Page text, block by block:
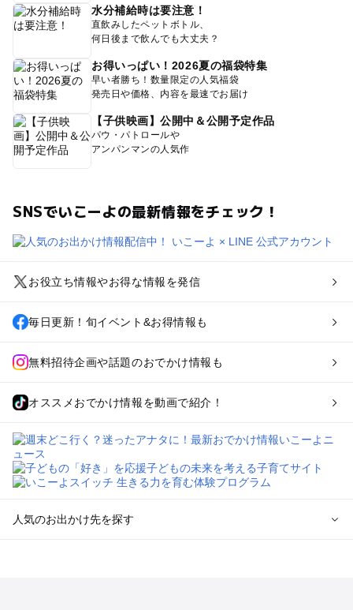
水分補給時は要注意！
直飲みしたペットボトル、
何日後まで飲んでも大丈夫？
お得いっぱい！2026夏の福袋特集
早い者勝ち！数量限定の人気福袋
発売日や価格、内容を最速でお届け
【子供映画】公開中＆公開予定作品
パウ・パトロールや
アンパンマンの人気作
SNSでいこーよの最新情報をチェック！
お役立ち情報やお得な情報を発信
毎日更新！旬イベント&お得情報も
無料招待企画や話題のおでかけ情報も
オススメおでかけ情報を動画で紹介！
人気のお出かけ先を探す